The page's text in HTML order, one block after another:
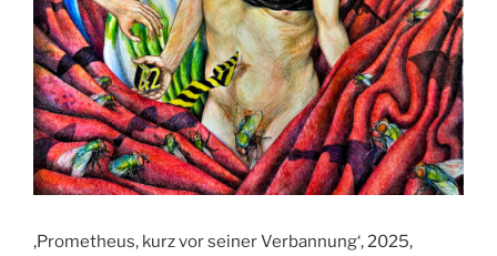
‚Prometheus, kurz vor seiner Verbannung‘, 2025,